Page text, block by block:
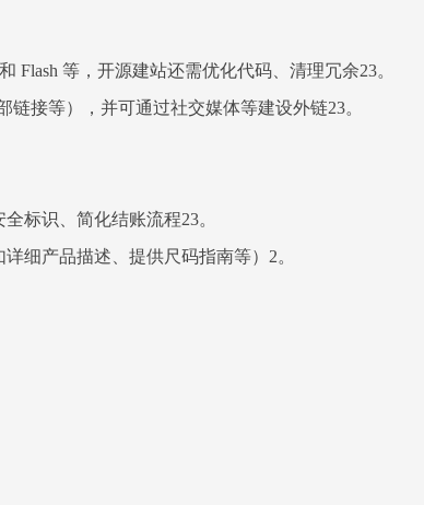
Flash 等，开源建站还需优化代码、清理冗余23。
接等），并可通过社交媒体等建设外链23。
标识、简化结账流程23。
细产品描述、提供尺码指南等）2。